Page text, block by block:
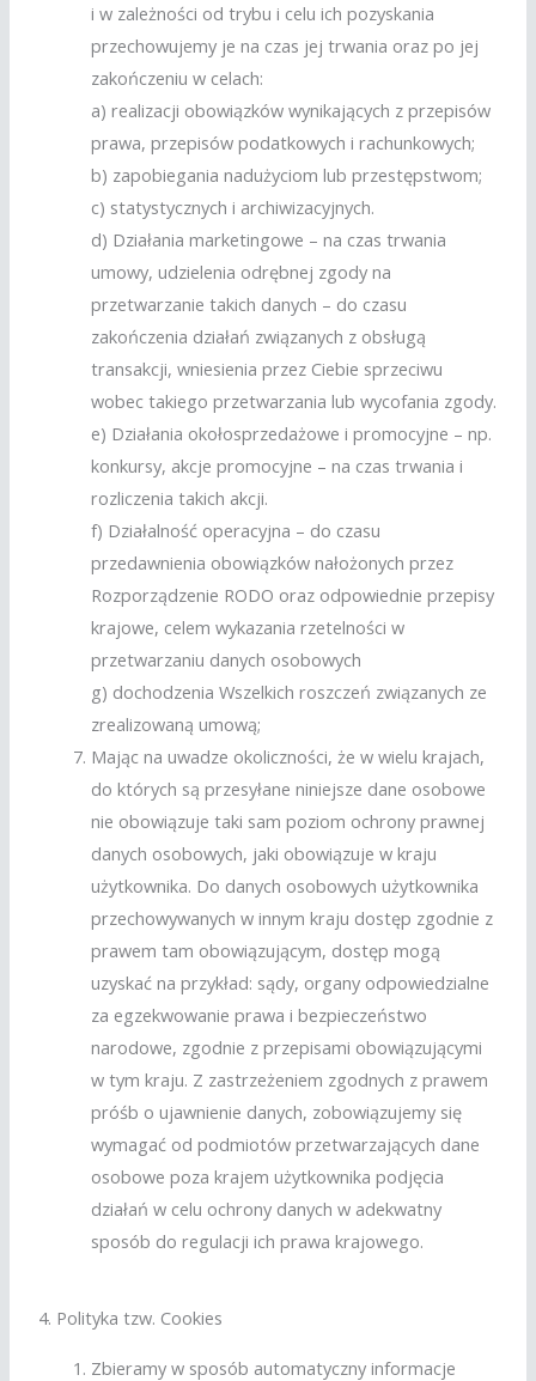
i w zależności od trybu i celu ich pozyskania
przechowujemy je na czas jej trwania oraz po jej
zakończeniu w celach:
a) realizacji obowiązków wynikających z przepisów
prawa, przepisów podatkowych i rachunkowych;
b) zapobiegania nadużyciom lub przestępstwom;
c) statystycznych i archiwizacyjnych.
d) Działania marketingowe – na czas trwania
umowy, udzielenia odrębnej zgody na
przetwarzanie takich danych – do czasu
zakończenia działań związanych z obsługą
transakcji, wniesienia przez Ciebie sprzeciwu
wobec takiego przetwarzania lub wycofania zgody.
e) Działania okołosprzedażowe i promocyjne – np.
konkursy, akcje promocyjne – na czas trwania i
rozliczenia takich akcji.
f) Działalność operacyjna – do czasu
przedawnienia obowiązków nałożonych przez
Rozporządzenie RODO oraz odpowiednie przepisy
krajowe, celem wykazania rzetelności w
przetwarzaniu danych osobowych
g) dochodzenia Wszelkich roszczeń związanych ze
zrealizowaną umową;
Mając na uwadze okoliczności, że w wielu krajach,
do których są przesyłane niniejsze dane osobowe
nie obowiązuje taki sam poziom ochrony prawnej
danych osobowych, jaki obowiązuje w kraju
użytkownika. Do danych osobowych użytkownika
przechowywanych w innym kraju dostęp zgodnie z
prawem tam obowiązującym, dostęp mogą
uzyskać na przykład: sądy, organy odpowiedzialne
za egzekwowanie prawa i bezpieczeństwo
narodowe, zgodnie z przepisami obowiązującymi
w tym kraju. Z zastrzeżeniem zgodnych z prawem
próśb o ujawnienie danych, zobowiązujemy się
wymagać od podmiotów przetwarzających dane
osobowe poza krajem użytkownika podjęcia
działań w celu ochrony danych w adekwatny
sposób do regulacji ich prawa krajowego.
4. Polityka tzw. Cookies
Zbieramy w sposób automatyczny informacje